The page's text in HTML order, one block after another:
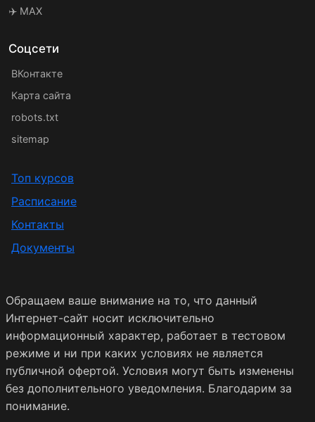
✈️ MAX
Соцсети
ВКонтакте
Карта сайта
robots.txt
sitemap
Топ курсов
Расписание
Контакты
Документы
Обращаем ваше внимание на то, что данный
Интернет-сайт носит исключительно
информационный характер, работает в тестовом
режиме и ни при каких условиях не является
публичной офертой. Условия могут быть изменены
без дополнительного уведомления. Благодарим за
понимание.